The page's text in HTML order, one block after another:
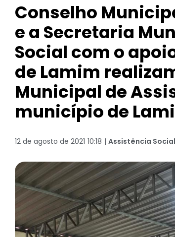
Conselho
e a Secretaria
Social com o
de Lamim
Municipal de
município de
12 de agosto de 2021 10:18 | Assistência Social